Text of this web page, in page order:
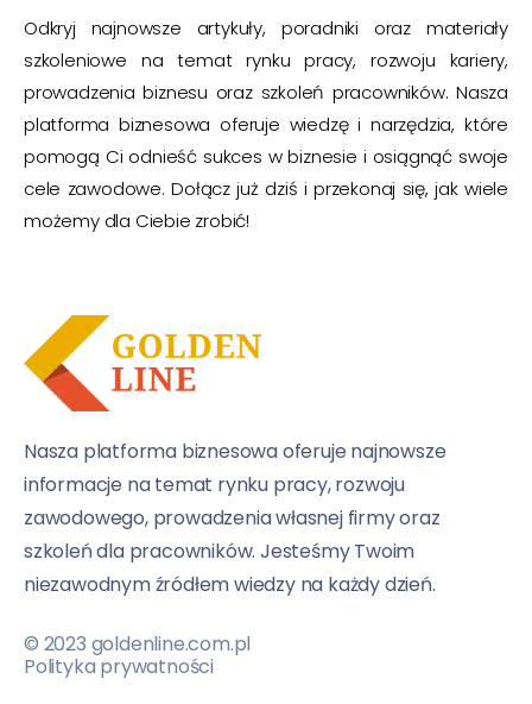
Odkryj najnowsze artykuły, poradniki oraz materiały
szkoleniowe na temat rynku pracy, rozwoju kariery,
prowadzenia biznesu oraz szkoleń pracowników. Nasza
platforma biznesowa oferuje wiedzę i narzędzia, które
pomogą Ci odnieść sukces w biznesie i osiągnąć swoje
cele zawodowe. Dołącz już dziś i przekonaj się, jak wiele
możemy dla Ciebie zrobić!
Nasza platforma biznesowa oferuje najnowsze
informacje na temat rynku pracy, rozwoju
zawodowego, prowadzenia własnej firmy oraz
szkoleń dla pracowników. Jesteśmy Twoim
niezawodnym źródłem wiedzy na każdy dzień.
© 2023 goldenline.com.pl
Polityka prywatności